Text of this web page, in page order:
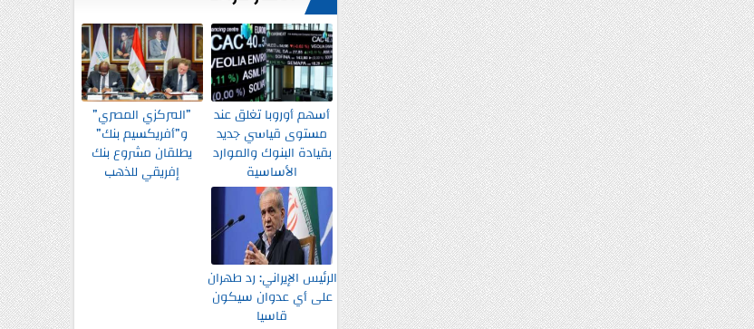
أسهم أوروبا تغلق عند
مستوى قياسي جديد
بقيادة البنوك والموارد
الأساسية
”المركزي المصري”
و”أفريكسيم بنك”
يطلقان مشروع بنك
إفريقي للذهب
الرئيس الإيراني: رد طهران
على أي عدوان سيكون
قاسيا